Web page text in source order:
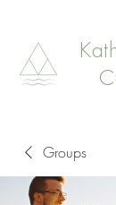
Groups